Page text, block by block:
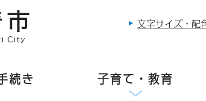
文字サイズ・配
続き 子育て・教育